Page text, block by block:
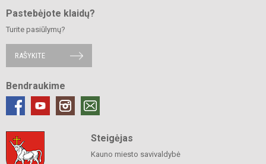
Pastebėjote klaidų?
Turite pasiūlymų?
RAŠYKITE
Bendraukime
Steigėjas
Kauno miesto savivaldybė